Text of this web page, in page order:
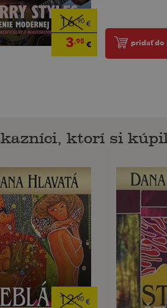
16,90€
3,95€ pridať do
ktorí si
12,90 €